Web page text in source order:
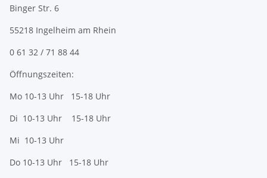
Binger Str. 6
55218 Ingelheim am Rhein
0 61 32 / 71 88 44
Öffnungszeiten:
Mo 10-13 Uhr 15-18 Uhr
Di 10-13 Uhr 15-18 Uhr
Mi 10-13 Uhr
Do 10-13 Uhr 15-18 Uhr